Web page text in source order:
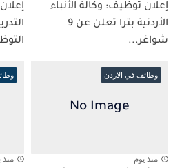
إعلان توظيف: وكالة الأنباء
الأردنية بترا تعلن عن 9
شواغر...
وظائف في الاردن
منذ يوم منذ